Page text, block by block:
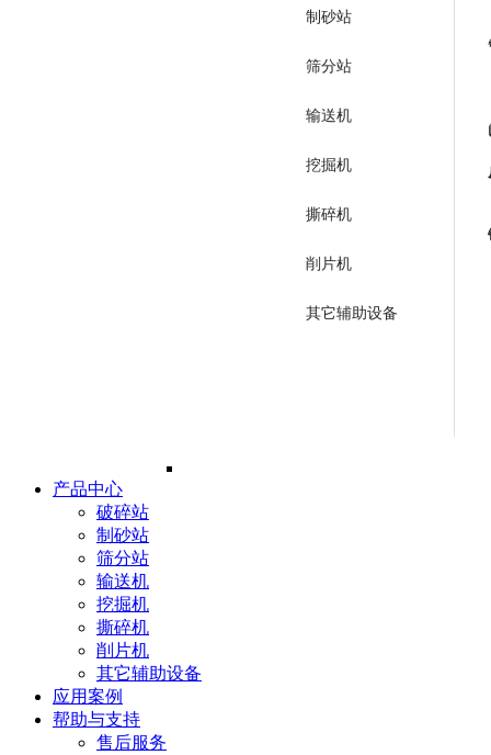
制砂站
筛分站
输送机
挖掘机
撕碎机
削片机
其它辅助设备
产品中心
破碎站
制砂站
筛分站
输送机
挖掘机
撕碎机
削片机
其它辅助设备
应用案例
帮助与支持
售后服务